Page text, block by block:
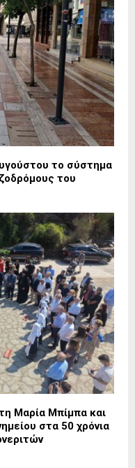
το σύστημα
του
Μαρία Μπίμπα και
στα 50 χρόνια